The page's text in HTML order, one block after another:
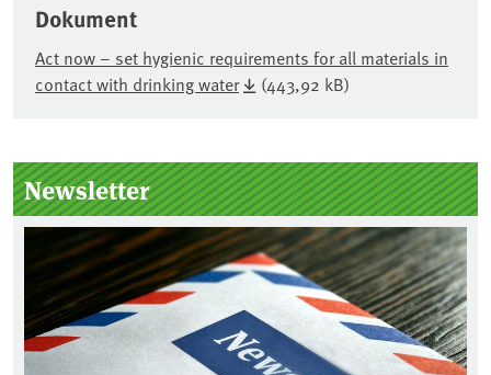
Dokument
Act now – set hygienic requirements for all materials in
contact with drinking water
(443,92 kB)
Seitenleiste
Newsletter